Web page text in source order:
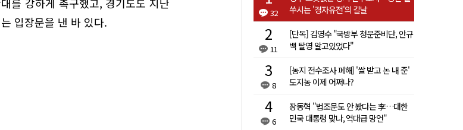
입장문을 낸 바 있다.
32
쑤시는 '경자유전'의 칼날
11
[단독] 김영수 "국방부 청문준비단, 안규
백 탈영 알고있었다"
8
[농지 전수조사 폐해] '쌀 받고 논 내 준'
도지농 이제 어쩌나?
6
장동혁 "법조문도 안 봤다는 李…대한
민국 대통령 맞나, 역대급 망언"